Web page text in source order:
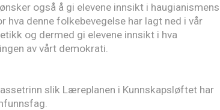
også å gi elevene innsikt i haugianismens
denne folkebevegelse har lagt ned i vår
og dermed gi elevene innsikt i hva
av vårt demokrati.
slik Læreplanen i Kunnskapsløftet har